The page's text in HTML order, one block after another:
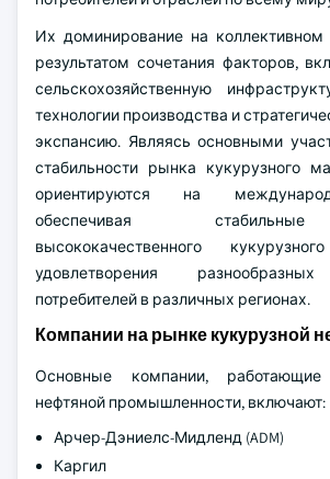
Их доминирование на коллективном
результатом сочетания факторов,
сельскохозяйственную
технологии производства и
экспансию. Являясь основными
стабильности рынка кукурузного
ориентируются на
обеспечивая
высококачественного
удовлетворения
потребителей в различных регионах.
Компании на рынке кукурузной
Основные компании,
нефтяной промышленности, включают:
Арчер-Дэниелс-Мидленд (ADM)
Каргил